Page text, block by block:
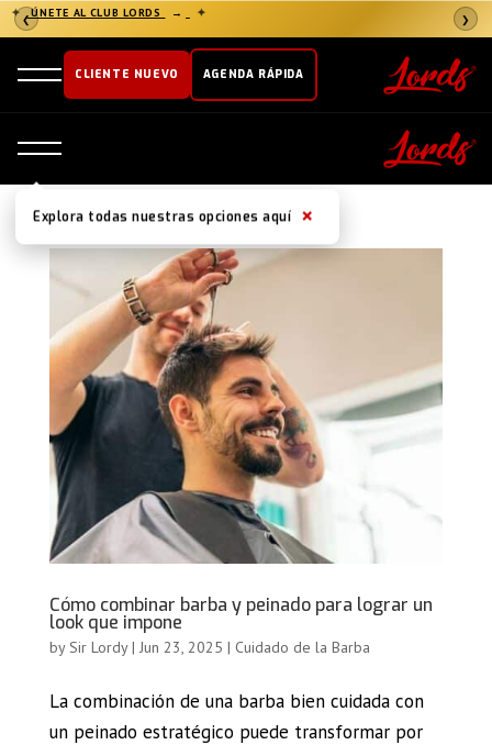
❮ ❯
✦ ÚNETE AL CLUB LORDS → ✦
CLIENTE NUEVO AGENDA RÁPIDA
Explora todas nuestras opciones aquí ×
Cómo combinar barba y peinado para lograr un
look que impone
bySir Lordy| Jun 23, 2025 | Cuidado de la Barba
La combinación de una barba bien cuidada con
un peinado estratégico puede transformar por